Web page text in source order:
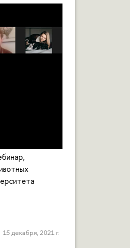
15 декабря, 2021 г.